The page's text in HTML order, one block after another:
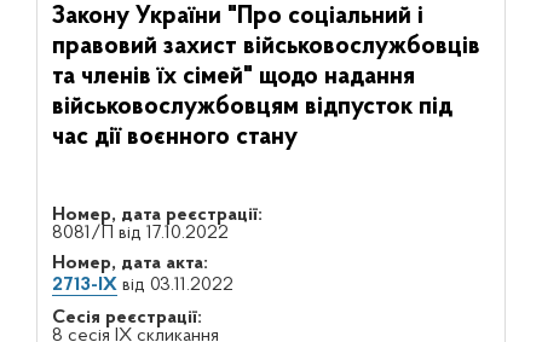
Закону України "Про соціальний і
правовий захист військовослужбовців
та членів їх сімей" щодо надання
військовослужбовцям відпусток під
час дії воєнного стану
Номер, дата реєстрації:
8081/П від 17.10.2022
Номер, дата акта:
2713-IXвід 03.11.2022
Сесія реєстрації:
8 сесія IX скликання